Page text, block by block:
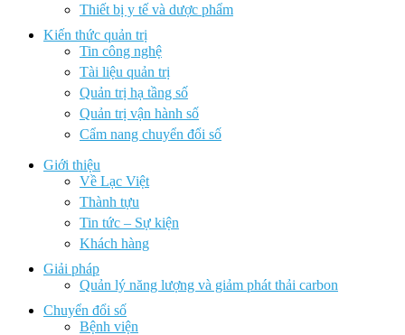
Thiết bị y tế và dược phẩm
Kiến thức quản trị
Tin công nghệ
Tài liệu quản trị
Quản trị hạ tầng số
Quản trị vận hành số
Cẩm nang chuyển đổi số
Giới thiệu
Về Lạc Việt
Thành tựu
Tin tức – Sự kiện
Khách hàng
Giải pháp
Quản lý năng lượng và giảm phát thải carbon
Chuyển đổi số
Bệnh viện